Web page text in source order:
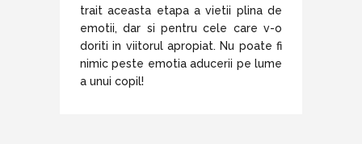
trait aceasta etapa a vietii plina de
emotii, dar si pentru cele care v-o
doriti in viitorul apropiat. Nu poate fi
nimic peste emotia aducerii pe lume
a unui copil!